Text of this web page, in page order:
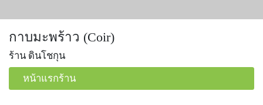
กาบมะพร้าว (Coir)
ร้าน ดินโชกุน
หน้าแรกร้าน